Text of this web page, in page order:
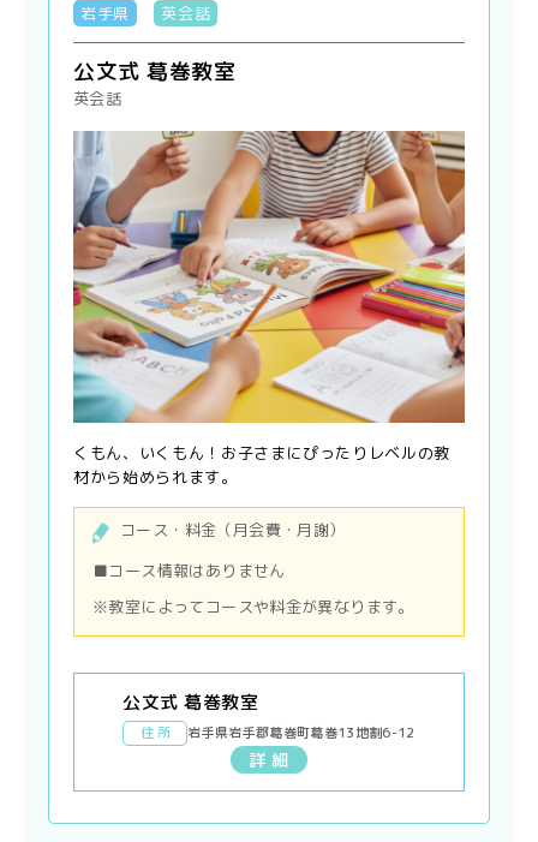
岩手県 英会話
公文式 葛巻教室
英会話
くもん、いくもん！お子さまにぴったりレベルの教
材から始められます。
コース・料金（月会費・月謝）
■コース情報はありません
※教室によってコースや料金が異なります。
公文式 葛巻教室
住 所 岩手県岩手郡葛巻町葛巻13地割6-12
詳 細